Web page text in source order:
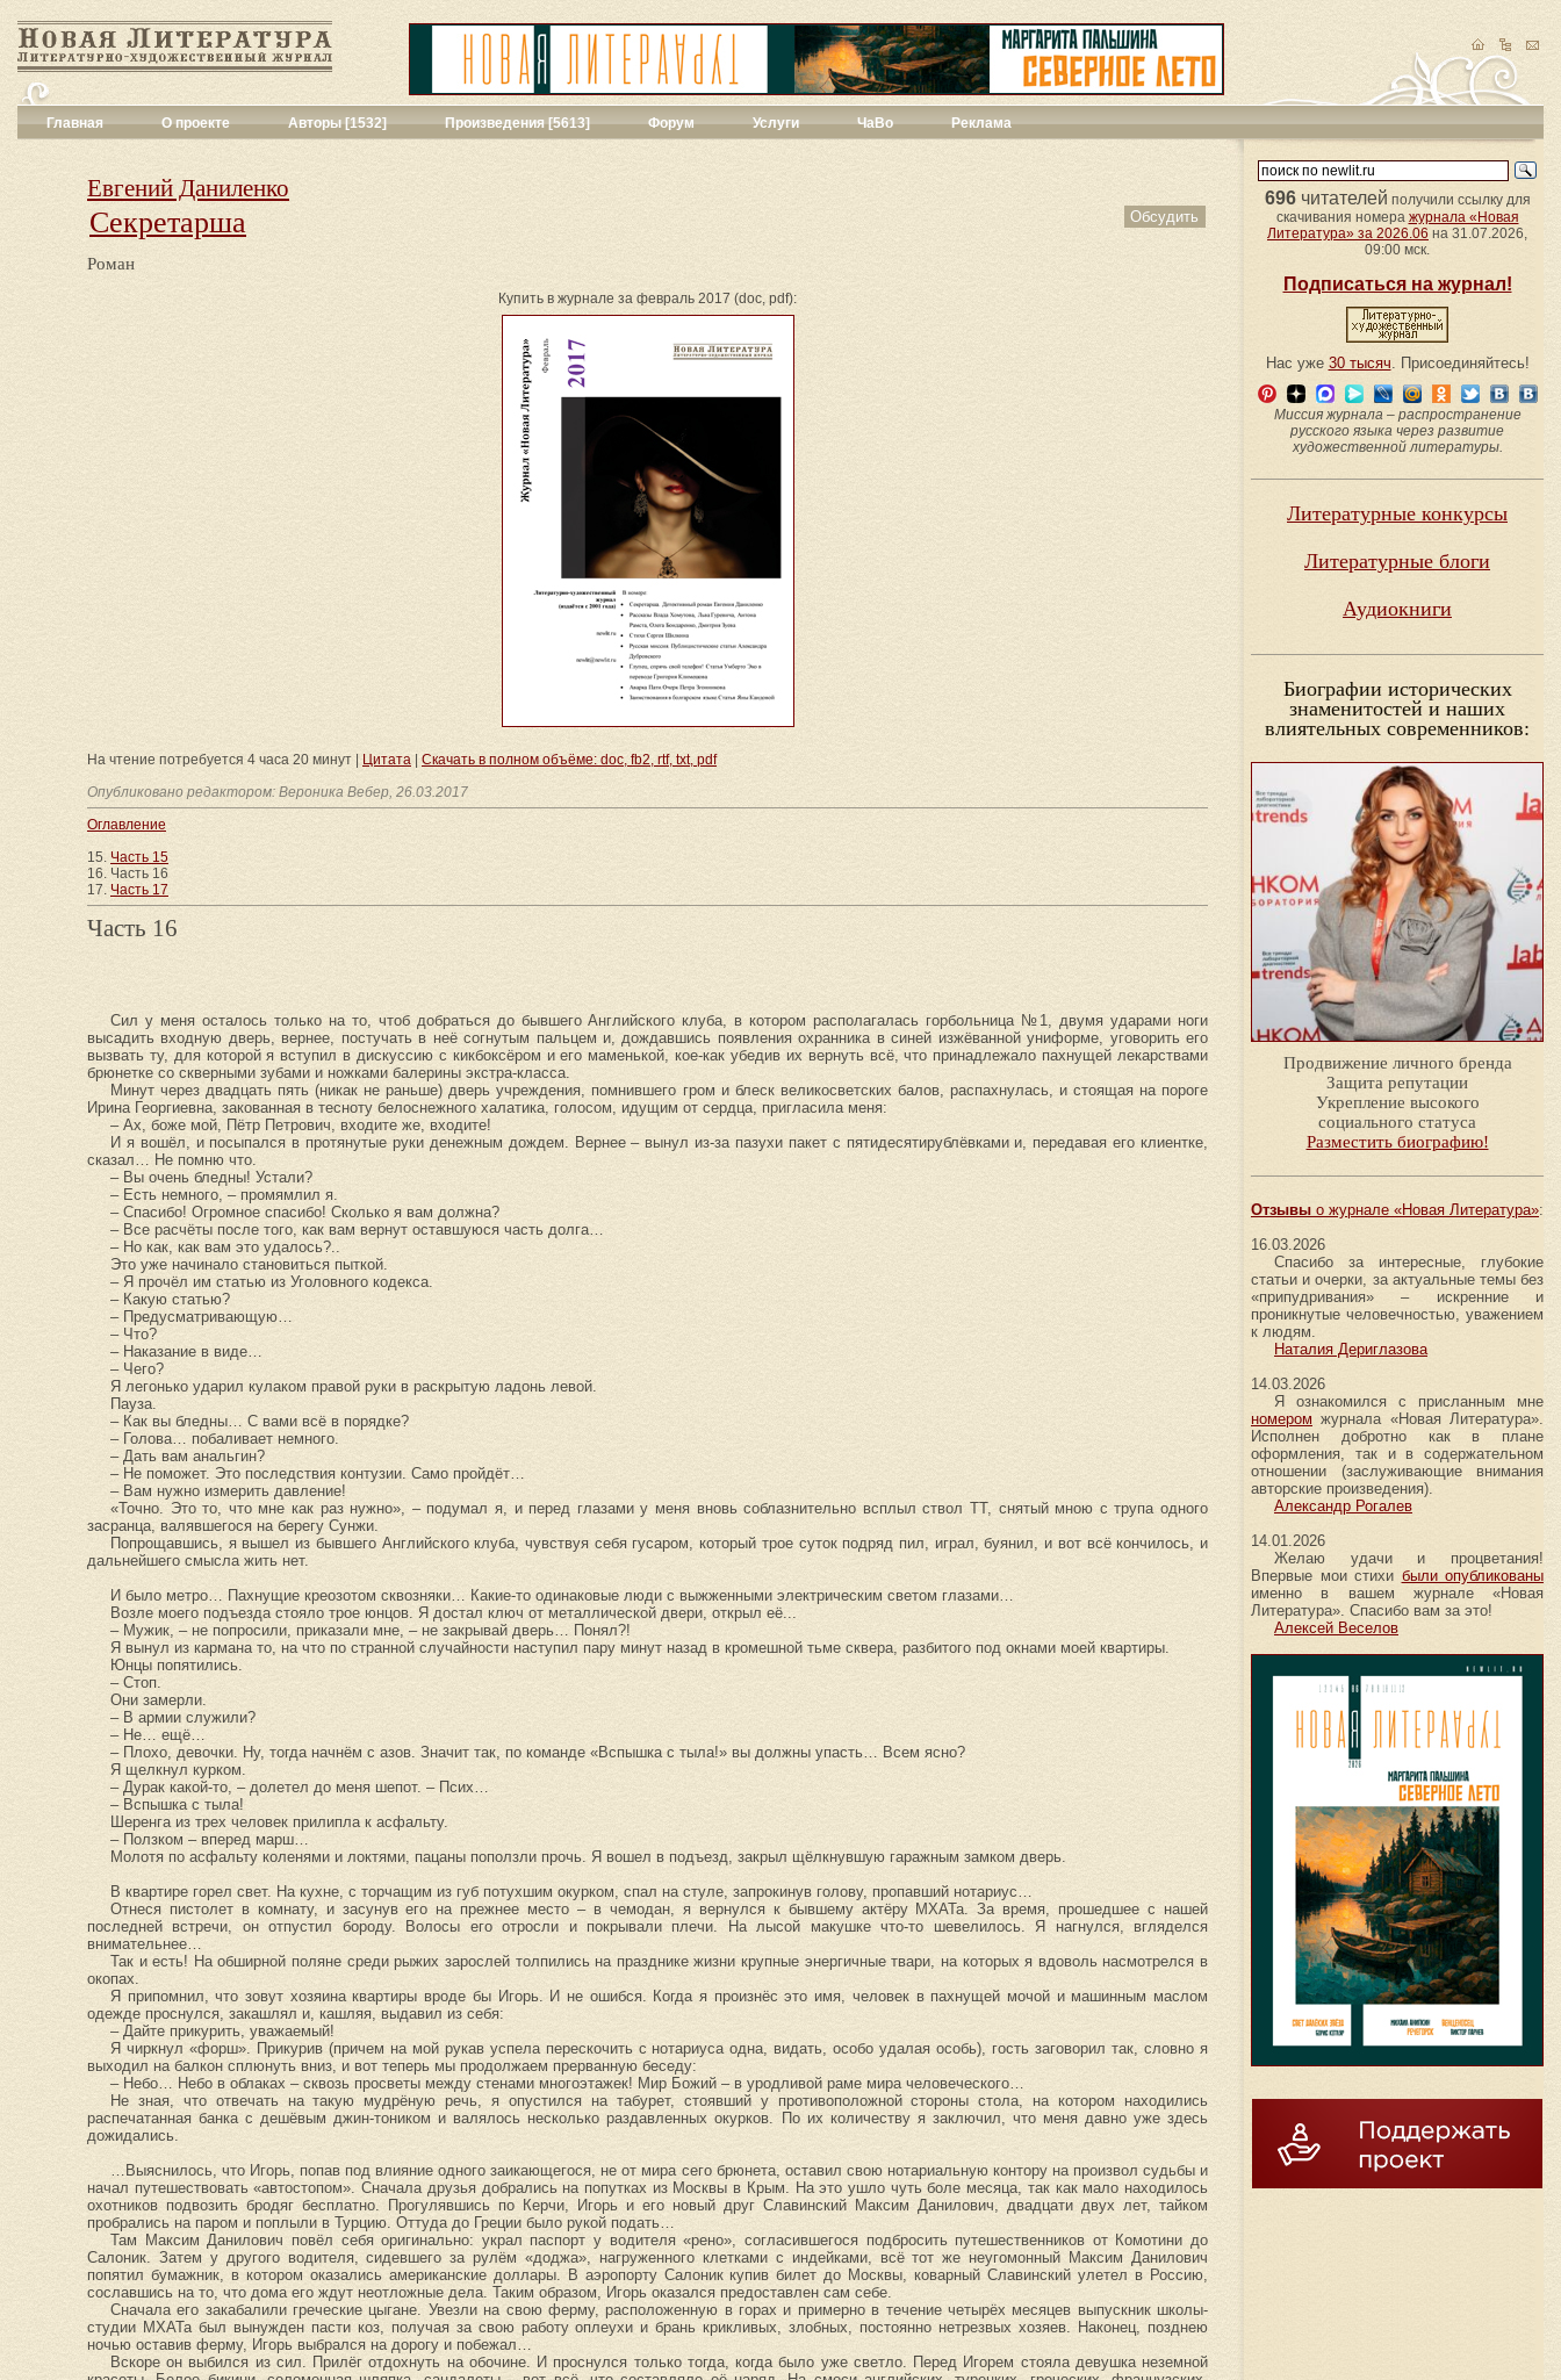
Главная О проекте Авторы [1532] Произведения [5613]
[16]
Философия, наука[71]
[91]
Повести, романы[348]
[543]
[5613]
Форум Услуги ЧаВо Реклама
Евгений Даниленко
Секретарша Обсудить
Роман
Купить в журнале за февраль 2017 (doc, pdf):
На чтение потребуется 4 часа 20 минут | Цитата
Скачать в полном объёме: doc, fb2, rtf, txt, pdf
Опубликовано редактором: Вероника Вебер, 26.03.2017
Оглавление
15. Часть 15
16. Часть 16
17. Часть 17
Часть 16
Сил у меня осталось только на то, чтоб добраться до бывшего Английского клуба, в котором располагалась горбольница №1, двумя ударами ноги
высадить входную дверь, вернее, постучать в неё согнутым пальцем и, дождавшись появления охранника в синей изжёванной униформе, уговорить его
вызвать ту, для которой я вступил в дискуссию с кикбоксёром и его маменькой, кое-как убедив их вернуть всё, что принадлежало пахнущей лекарствами
брюнетке со скверными зубами и ножками балерины экстра-класса.
Минут через двадцать пять (никак не раньше) дверь учреждения, помнившего гром и блеск великосветских балов, распахнулась, и стоящая на пороге
Ирина Георгиевна, закованная в тесноту белоснежного халатика, голосом, идущим от сердца, пригласила меня:
– Ах, боже мой, Пётр Петрович, входите же, входите!
И я вошёл, и посыпался в протянутые руки денежным дождем. Вернее – вынул из-за пазухи пакет с пятидесятирублёвками и, передавая его клиентке,
сказал… Не помню что.
– Вы очень бледны! Устали?
– Есть немного, – промямлил я.
– Спасибо! Огромное спасибо! Сколько я вам должна?
– Все расчёты после того, как вам вернут оставшуюся часть долга…
– Но как, как вам это удалось?..
Это уже начинало становиться пыткой.
– Я прочёл им статью из Уголовного кодекса.
– Какую статью?
– Предусматривающую…
– Что?
– Наказание в виде…
– Чего?
Я легонько ударил кулаком правой руки в раскрытую ладонь левой.
Пауза.
– Как вы бледны… С вами всё в порядке?
– Голова… побаливает немного.
– Дать вам анальгин?
– Не поможет. Это последствия контузии. Само пройдёт…
– Вам нужно измерить давление!
«Точно. Это то, что мне как раз нужно», – подумал я, и перед глазами у меня вновь соблазнительно всплыл ствол ТТ, снятый мною с трупа одного
засранца, валявшегося на берегу Сунжи.
Попрощавшись, я вышел из бывшего Английского клуба, чувствуя себя гусаром, который трое суток подряд пил, играл, буянил, и вот всё кончилось, и
дальнейшего смысла жить нет.
И было метро… Пахнущие креозотом сквозняки… Какие-то одинаковые люди с выжженными электрическим светом глазами…
Возле моего подъезда стояло трое юнцов. Я достал ключ от металлической двери, открыл её...
– Мужик, – не попросили, приказали мне, – не закрывай дверь… Понял?!
Я вынул из кармана то, на что по странной случайности наступил пару минут назад в кромешной тьме сквера, разбитого под окнами моей квартиры.
Юнцы попятились.
– Стоп.
Они замерли.
– В армии служили?
– Не… ещё…
– Плохо, девочки. Ну, тогда начнём с азов. Значит так, по команде «Вспышка с тыла!» вы должны упасть… Всем ясно?
Я щелкнул курком.
– Дурак какой-то, – долетел до меня шепот. – Псих…
– Вспышка с тыла!
Шеренга из трех человек прилипла к асфальту.
– Ползком – вперед марш…
Молотя по асфальту коленями и локтями, пацаны поползли прочь. Я вошел в подъезд, закрыл щёлкнувшую гаражным замком дверь.
В квартире горел свет. На кухне, с торчащим из губ потухшим окурком, спал на стуле, запрокинув голову, пропавший нотариус…
Отнеся пистолет в комнату, и засунув его на прежнее место – в чемодан, я вернулся к бывшему актёру МХАТа. За время, прошедшее с нашей
последней встречи, он отпустил бороду. Волосы его отросли и покрывали плечи. На лысой макушке что-то шевелилось. Я нагнулся, вгляделся
внимательнее…
Так и есть! На обширной поляне среди рыжих зарослей толпились на празднике жизни крупные энергичные твари, на которых я вдоволь насмотрелся в
окопах.
Я припомнил, что зовут хозяина квартиры вроде бы Игорь. И не ошибся. Когда я произнёс это имя, человек в пахнущей мочой и машинным маслом
одежде проснулся, закашлял и, кашляя, выдавил из себя:
– Дайте прикурить, уважаемый!
Я чиркнул «форш». Прикурив (причем на мой рукав успела перескочить с нотариуса одна, видать, особо удалая особь), гость заговорил так, словно я
выходил на балкон сплюнуть вниз, и вот теперь мы продолжаем прерванную беседу:
– Небо… Небо в облаках – сквозь просветы между стенами многоэтажек! Мир Божий – в уродливой раме мира человеческого…
Не зная, что отвечать на такую мудрёную речь, я опустился на табурет, стоявший у противоположной стороны стола, на котором находились
распечатанная банка с дешёвым джин-тоником и валялось несколько раздавленных окурков. По их количеству я заключил, что меня давно уже здесь
дожидались.
…Выяснилось, что Игорь, попав под влияние одного заикающегося, не от мира сего брюнета, оставил свою нотариальную контору на произвол судьбы и
начал путешествовать «автостопом». Сначала друзья добрались на попутках из Москвы в Крым. На это ушло чуть боле месяца, так как мало находилось
охотников подвозить бродяг бесплатно. Прогулявшись по Керчи, Игорь и его новый друг Славинский Максим Данилович, двадцати двух лет, тайком
пробрались на паром и поплыли в Турцию. Оттуда до Греции было рукой подать…
Там Максим Данилович повёл себя оригинально: украл паспорт у водителя «рено», согласившегося подбросить путешественников от Комотини до
Салоник. Затем у другого водителя, сидевшего за рулём «доджа», нагруженного клетками с индейками, всё тот же неугомонный Максим Данилович
попятил бумажник, в котором оказались американские доллары. В аэропорту Салоник купив билет до Москвы, коварный Славинский улетел в Россию,
сославшись на то, что дома его ждут неотложные дела. Таким образом, Игорь оказался предоставлен сам себе.
Сначала его закабалили греческие цыгане. Увезли на свою ферму, расположенную в горах и примерно в течение четырёх месяцев выпускник школы-
студии МХАТа был вынужден пасти коз, получая за свою работу оплеухи и брань крикливых, злобных, постоянно нетрезвых хозяев. Наконец, позднею
ночью оставив ферму, Игорь выбрался на дорогу и побежал…
Вскоре он выбился из сил. Прилёг отдохнуть на обочине. И проснулся только тогда, когда было уже светло. Перед Игорем стояла девушка неземной
696читателей получили ссылку для
скачивания номера журнала «Новая
Литература» за 2026.06 на 31.07.2026,
09:00 мск.
Подписаться на журнал!
Нас уже 30 тысяч. Присоединяйтесь!
Миссия журнала – распространение
русского языка через развитие
художественной литературы.
Литературные конкурсы
Литературные блоги
Аудиокниги
Биографии исторических
знаменитостей и наших
влиятельных современников:
Продвижение личного бренда
Защита репутации
Укрепление высокого
социального статуса
Разместить биографию!
Отзывы о журнале «Новая Литература»:
16.03.2026
Спасибо за интересные, глубокие
статьи и очерки, за актуальные темы без
«припудривания» – искренние и
проникнутые человечностью, уважением
к людям.
Наталия Дериглазова
14.03.2026
Я ознакомился с присланным мне
номером журнала «Новая Литература».
Исполнен добротно как в плане
оформления, так и в содержательном
отношении (заслуживающие внимания
авторские произведения).
Александр Рогалев
14.01.2026
Желаю удачи и процветания!
Впервые мои стихи были опубликованы
именно в вашем журнале «Новая
Литература». Спасибо вам за это!
Алексей Веселов